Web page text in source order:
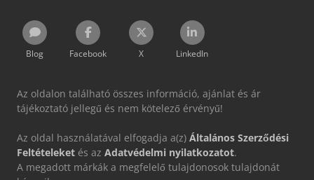
Blog Facebook X LinkedIn
Az oldalon található összes információ, ajánlat és ár
tájékoztató jellegű és nem kötelező érvényű!
Az oldal használatával elfogadja a(z) Általános Szerződési
Feltételeket és az Adatvédelmi nyilatkozatot.
A megadott márkák a megfelelő tulajdonosok tulajdonát